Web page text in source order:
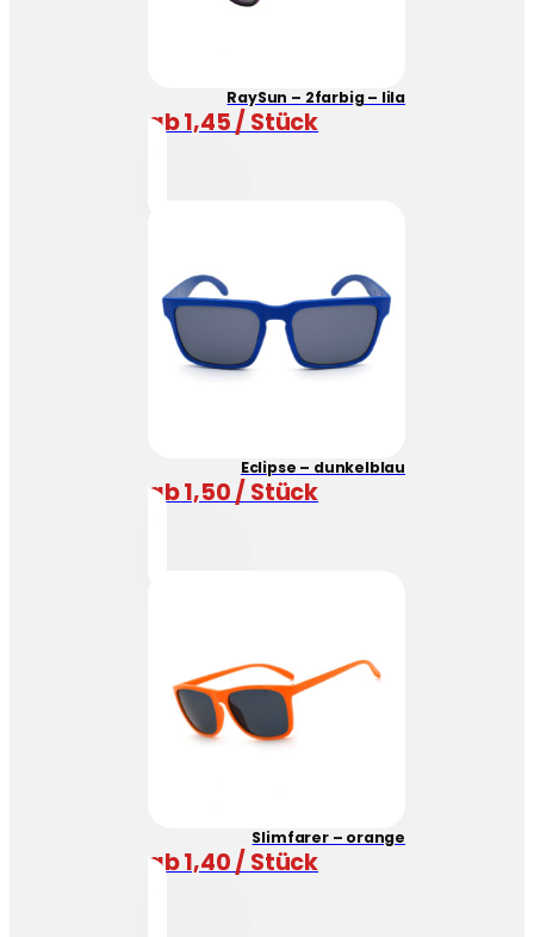
RaySun – 2farbig – lila
ab 1,45 / Stück
Eclipse – dunkelblau
ab 1,50 / Stück
Slimfarer – orange
ab 1,40 / Stück